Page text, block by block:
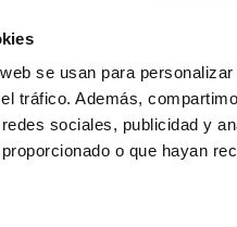
se usan para
tráfico. Además,
sociales, publicidad y
o que hayan
nosotros